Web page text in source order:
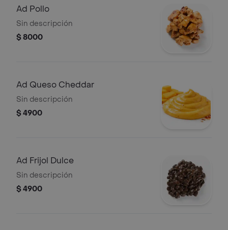
Ad Pollo
Sin descripción
$ 8000
Ad Queso Cheddar
Sin descripción
$ 4900
Ad Frijol Dulce
Sin descripción
$ 4900